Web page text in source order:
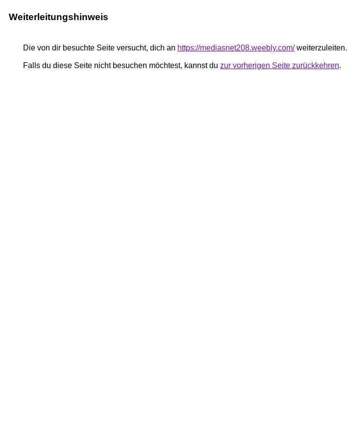
Weiterleitungshinweis
Die von dir besuchte Seite versucht, dich an https://mediasnet208.weebly.com/weiterzuleiten.
Falls du diese Seite nicht besuchen möchtest, kannst du zur vorherigen Seite zurückkehren.